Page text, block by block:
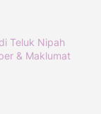
Teluk Nipah
& Maklumat